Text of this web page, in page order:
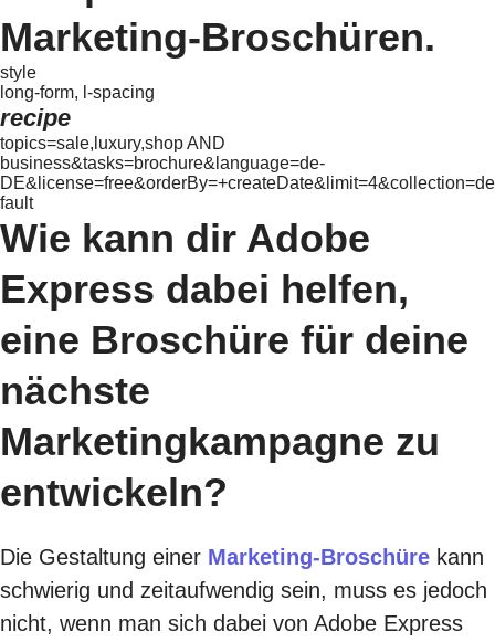
Marketing-Broschüren.
style
long-form, l-spacing
recipe
topics=sale,luxury,shop AND
business&tasks=brochure&language=de-
DE&license=free&orderBy=+createDate&limit=4&collection=de
fault
Wie kann dir Adobe
Express dabei helfen,
eine Broschüre für deine
nächste
Marketingkampagne zu
entwickeln?
Die Gestaltung einer Marketing-Broschüre kann
schwierig und zeitaufwendig sein, muss es jedoch
nicht, wenn man sich dabei von Adobe Express